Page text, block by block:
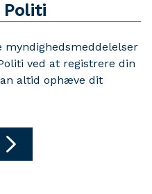
Politi
myndighedsmeddelelser
ved at registrere din
altid ophæve dit